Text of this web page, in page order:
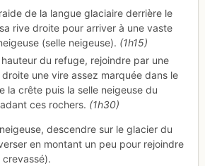
de la langue glaciaire derrière le
rive droite pour arriver à une vaste
(selle neigeuse). (1h15)
du refuge, rejoindre par une
une vire assez marquée dans le
la crête puis la selle neigeuse du
ces rochers. (1h30)
descendre sur le glacier du
en montant un peu pour rejoindre